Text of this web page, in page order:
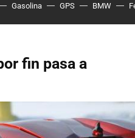
Gasolina GPS BMW
fin pasa a